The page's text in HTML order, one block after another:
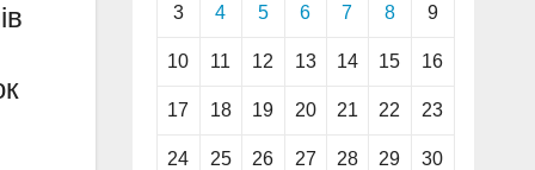
3 4 5 6 7 8 9
10 11 12 13 14 15 16
17 18 19 20 21 22 23
24 25 26 27 28 29 30